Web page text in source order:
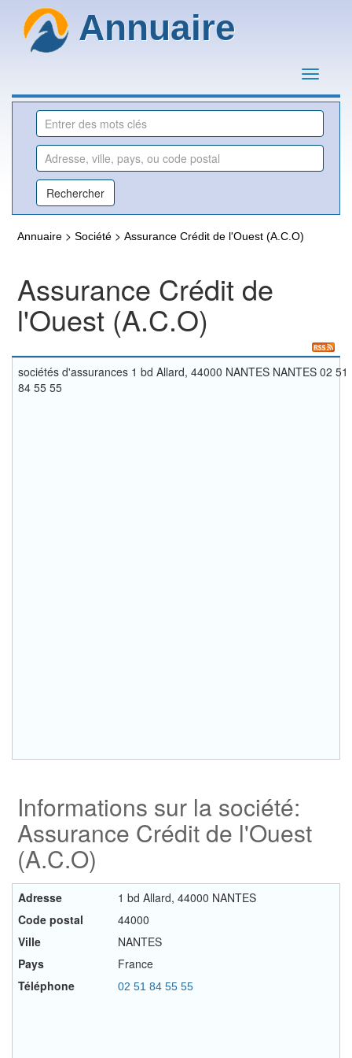
Annuaire
Annuaire > Société > Assurance Crédit de l'Ouest (A.C.O)
Assurance Crédit de
l'Ouest (A.C.O)
sociétés d'assurances 1 bd Allard, 44000 NANTES NANTES 02 51
84 55 55
Informations sur la société:
Assurance Crédit de l'Ouest
(A.C.O)
Adresse
1 bd Allard, 44000 NANTES
Code postal
44000
Ville
NANTES
Pays
France
Téléphone
02 51 84 55 55